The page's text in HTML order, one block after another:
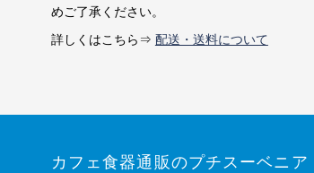
めご了承ください。
詳しくはこちら⇒ 配送・送料について
カフェ食器通販のプチスーベニア